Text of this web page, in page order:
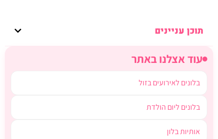
תוכן עניינים
עוד אצלנו באתר
בלונים לאירועים בזול
בלונים ליום הולדת
אותיות בלון